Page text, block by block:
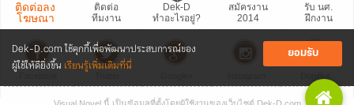
Dek-D.com ใช้คุกกี้เพื่อพัฒนาประสบการณ์ของ
ผู้ใช้ให้ดียิ่งขึ้น เรียนรู้เพิ่มเติมที่นี่
ยอมรับ
ติดต่อลง
โฆษณา
ติดต่อ
ทีมงาน
Dek-D
ทำอะไรอยู่?
สมัครงาน
2014
รับ นศ.
ฝึกงาน